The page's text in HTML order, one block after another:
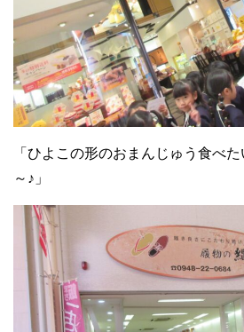
「ひよこの形のおまんじゅう食べ
～♪」